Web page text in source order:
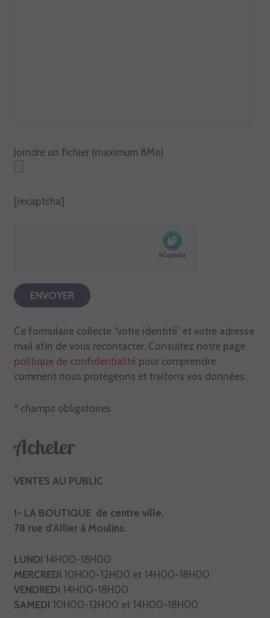
Joindre un fichier (maximum 8Mo)
[recaptcha]
Ce formulaire collecte “votre identité” et votre adresse
mail afin de vous recontacter. Consultez notre page
politique de confidentialitépour comprendre
comment nous protégeons et traitons vos données.
* champs obligatoires
Acheter
VENTES AU PUBLIC
1- LA BOUTIQUE de centre ville,
78 rue d’Allier à Moulins.
LUNDI 14H00-18H00
MERCREDI 10H00-12H00 et 14H00-18H00
VENDREDI 14H00-18H00
SAMEDI 10H00-12H00 et 14H00-18H00